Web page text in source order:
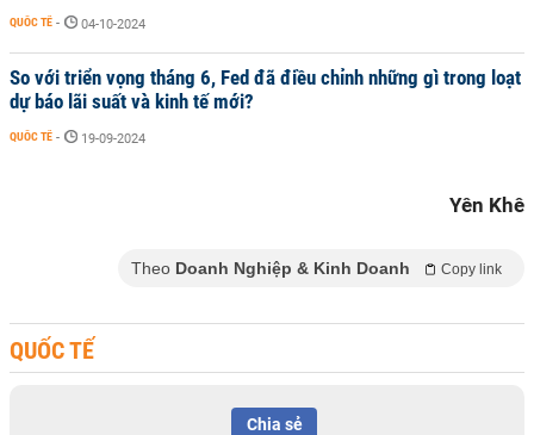
QUỐC TẾ - 04-10-2024
So với triển vọng tháng 6, Fed đã điều chỉnh những gì trong loạt
dự báo lãi suất và kinh tế mới?
QUỐC TẾ - 19-09-2024
Yên Khê
Theo Doanh Nghiệp & Kinh Doanh Copy link
QUỐC TẾ
Chia sẻ